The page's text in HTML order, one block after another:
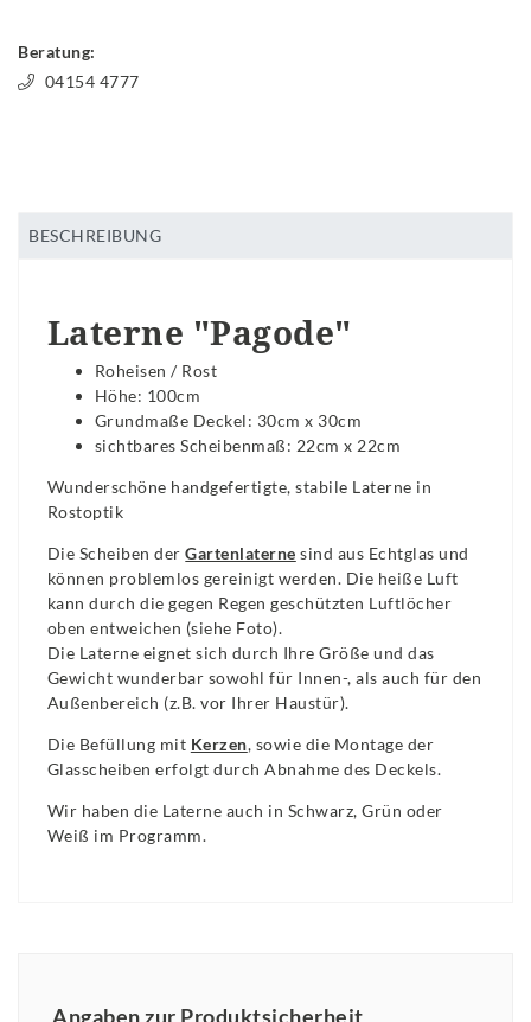
Beratung:
04154 4777
BESCHREIBUNG
Laterne "Pagode"
Roheisen / Rost
Höhe: 100cm
Grundmaße Deckel: 30cm x 30cm
sichtbares Scheibenmaß: 22cm x 22cm
Wunderschöne handgefertigte, stabile Laterne in
Rostoptik
Die Scheiben derGartenlaterne sind aus Echtglas und
können problemlos gereinigt werden. Die heiße Luft
kann durch die gegen Regen geschützten Luftlöcher
oben entweichen (siehe Foto).
Die Laterne eignet sich durch Ihre Größe und das
Gewicht wunderbar sowohl für Innen-, als auch für den
Außenbereich (z.B. vor Ihrer Haustür).
Die Befüllung mit Kerzen, sowie die Montage der
Glasscheiben erfolgt durch Abnahme des Deckels.
Wir haben die Laterne auch in Schwarz, Grün oder
Weiß im Programm.
Angaben zur Produktsicherheit